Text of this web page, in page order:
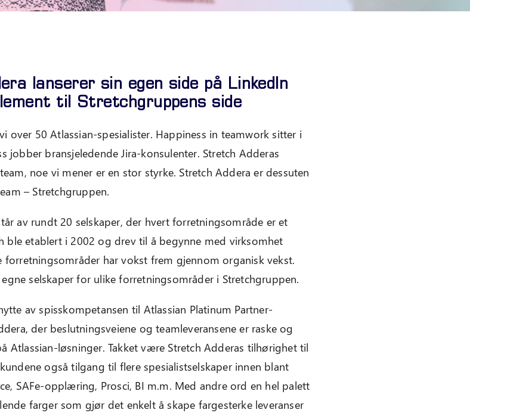
lanserer sin egen side på LinkedIn
til Stretchgruppens side
over 50 Atlassian-spesialister. Happiness in teamwork sitter i
jobber bransjeledende Jira-konsulenter. Stretch Adderas
noe vi mener er en stor styrke. Stretch Addera er dessuten
– Stretchgruppen.
av rundt 20 selskaper, der hvert forretningsområde er et
ble etablert i 2002 og drev til å begynne med virksomhet
forretningsområder har vokst frem gjennom organisk vekst.
selskaper for ulike forretningsområder i Stretchgruppen.
av spisskompetansen til Atlassian Platinum Partner-
der beslutningsveiene og teamleveransene er raske og
Atlassian-løsninger. Takket være Stretch Adderas tilhørighet til
også tilgang til flere spesialistselskaper innen blant
SAFe-opplæring, Prosci, BI m.m. Med andre ord en hel palett
farger som gjør det enkelt å skape fargesterke leveranser